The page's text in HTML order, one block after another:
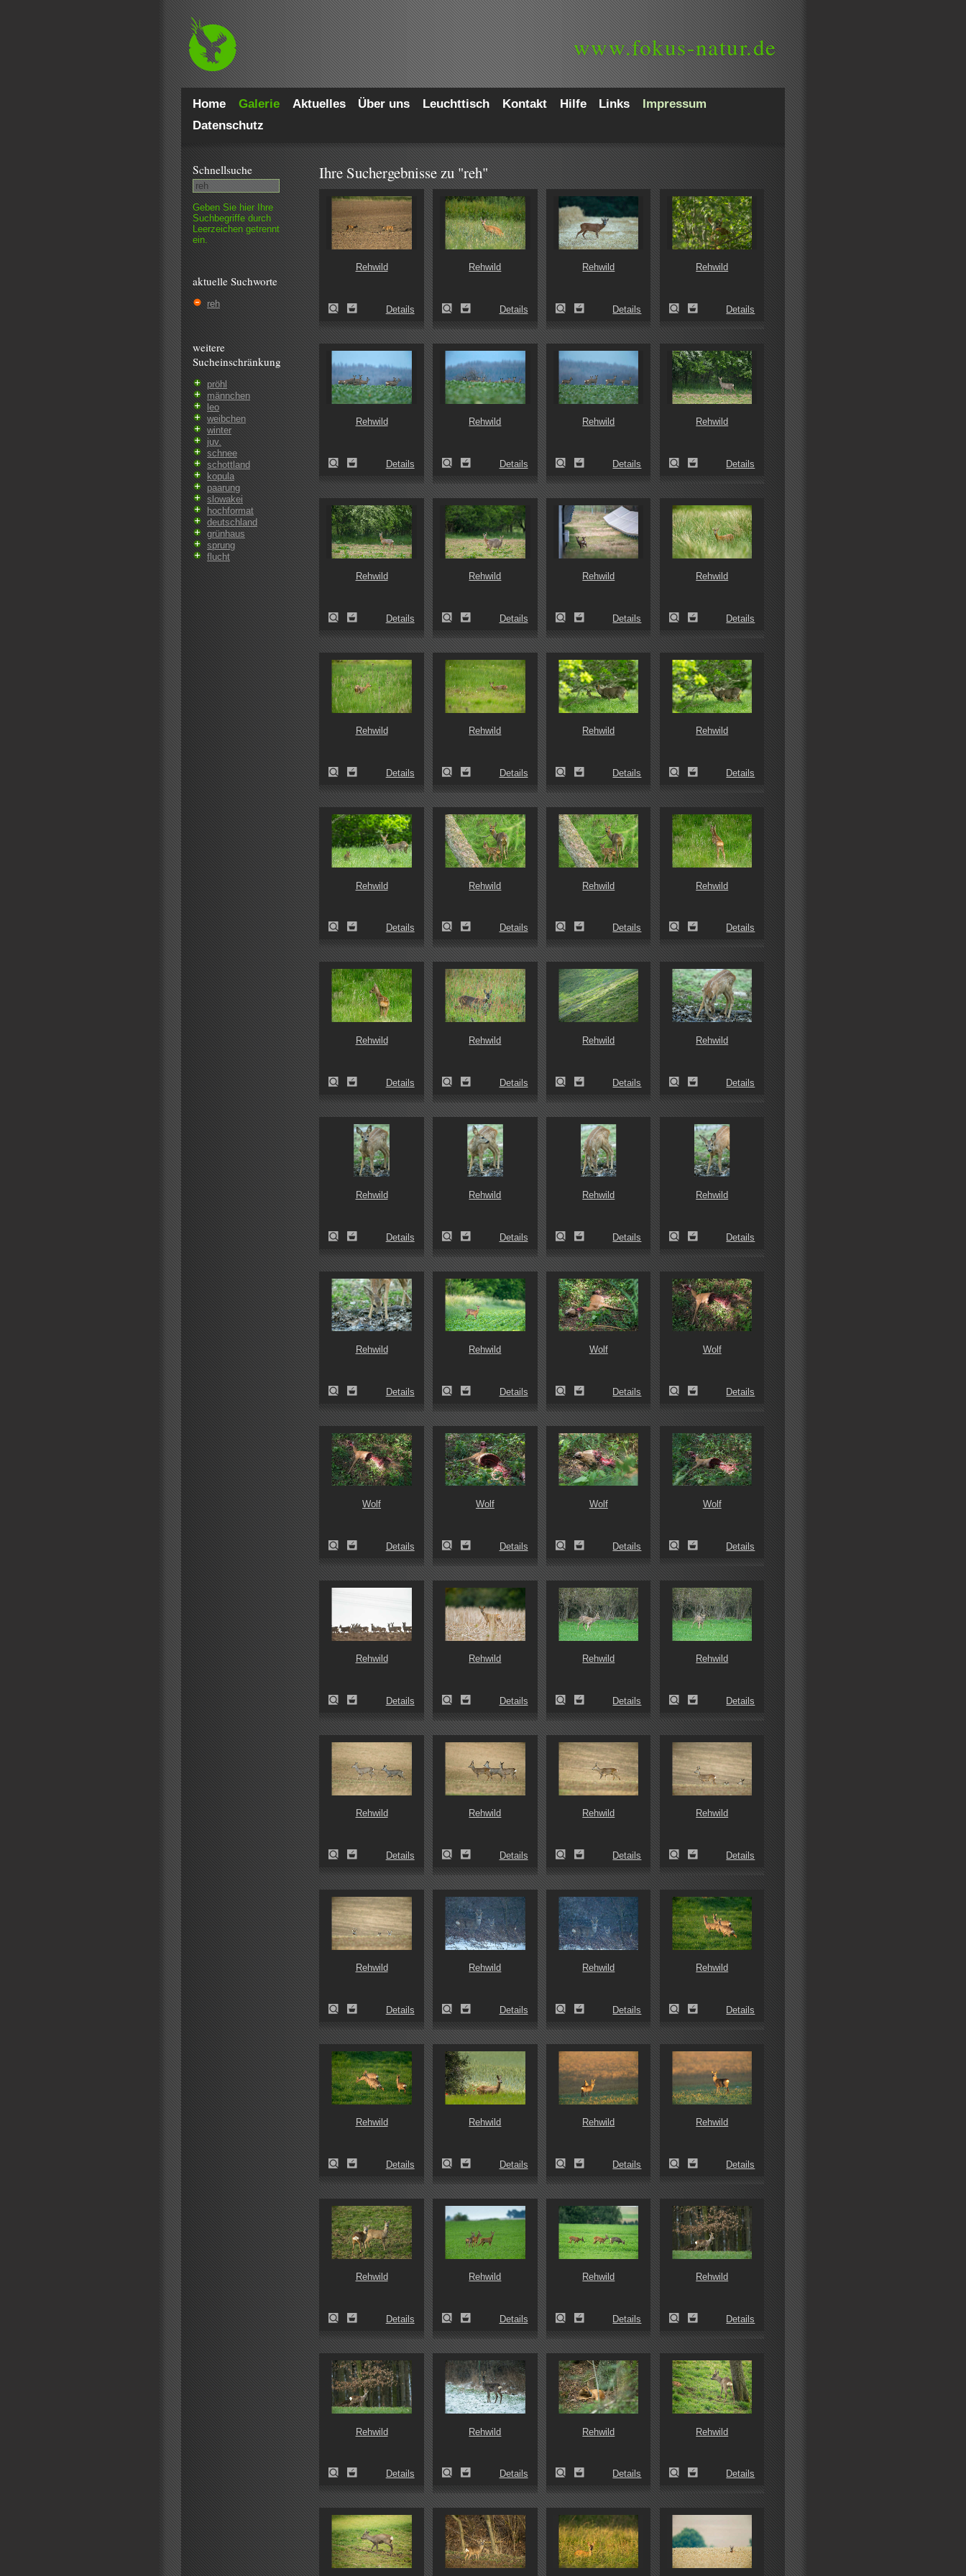
www.fokus-natur.de
Home Galerie Aktuelles Über uns Leuchttisch Kontakt Hilfe Links
Impressum
Datenschutz
Schnell­suche
Geben Sie hier Ihre
Such­begriffe durch
Leer­zeichen getrennt
ein.
aktuelle Suchworte
reh
weitere
Sucheinschränkung
pröhl
männchen
leo
weibchen
winter
juv.
schnee
schottland
kopula
paarung
slowakei
hochformat
deutschland
grünhaus
sprung
flucht
Ihre Suchergebnisse zu "reh"
Rehwild
Details
Rehwild
Details
Rehwild
Details
Rehwild
Details
Rehwild
Details
Rehwild
Details
Rehwild
Details
Rehwild
Details
Rehwild
Details
Rehwild
Details
Rehwild
Details
Rehwild
Details
Rehwild
Details
Rehwild
Details
Rehwild
Details
Rehwild
Details
Rehwild
Details
Rehwild
Details
Rehwild
Details
Rehwild
Details
Rehwild
Details
Rehwild
Details
Rehwild
Details
Rehwild
Details
Rehwild
Details
Rehwild
Details
Rehwild
Details
Rehwild
Details
Rehwild
Details
Rehwild
Details
Wolf
Details
Wolf
Details
Wolf
Details
Wolf
Details
Wolf
Details
Wolf
Details
Rehwild
Details
Rehwild
Details
Rehwild
Details
Rehwild
Details
Rehwild
Details
Rehwild
Details
Rehwild
Details
Rehwild
Details
Rehwild
Details
Rehwild
Details
Rehwild
Details
Rehwild
Details
Rehwild
Details
Rehwild
Details
Rehwild
Details
Rehwild
Details
Rehwild
Details
Rehwild
Details
Rehwild
Details
Rehwild
Details
Rehwild
Details
Rehwild
Details
Rehwild
Details
Rehwild
Details